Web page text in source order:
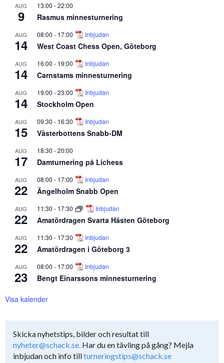
AUG
9
13:00 -22:00
Rasmus minnesturnering
AUG
14
08:00 - 17:00 Inbjudan
West Coast Chess Open, Göteborg
AUG
14
16:00 - 19:00 Inbjudan
Carnstams minnesturnering
AUG
14
19:00 -23:00 Inbjudan
Stockholm Open
AUG
15
09:30 - 16:30 Inbjudan
Västerbottens Snabb-DM
AUG
17
18:30 -20:00
Damturnering på Lichess
AUG
22
08:00 - 17:00 Inbjudan
Ängelholm Snabb Open
AUG
22
11:30 - 17:30 Inbjudan
Amatördragen Svarta Hästen Göteborg
AUG
22
11:30 - 17:30 Inbjudan
Amatördragen i Göteborg 3
AUG
23
08:00 - 17:00 Inbjudan
Bengt Einarssons minnesturnering
Visa kalender
Skicka nyhetstips, bilder och resultat till
nyheter@schack.se. Har du en tävling på gång? Mejla
inbjudan och info tillturneringstips@schack.se